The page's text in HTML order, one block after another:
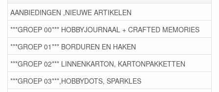
AANBIEDINGEN ,NIEUWE ARTIKELEN
***GROEP 00*** HOBBYJOURNAAL + CRAFTED MEMORIES
***GROEP 01*** BORDUREN EN HAKEN
***GROEP 02*** LINNENKARTON, KARTONPAKKETTEN
***GROEP 03***,HOBBYDOTS, SPARKLES